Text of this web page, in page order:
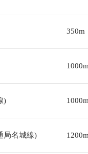
350m
1000m
) 1000m
局名城線) 1200m